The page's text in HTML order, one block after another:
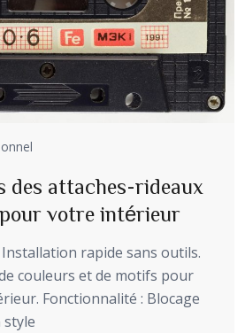
des attaches-rideaux
votre intérieur
Installation rapide sans outils.
couleurs et de motifs pour
Fonctionnalité : Blocage
style